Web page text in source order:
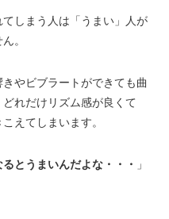
しまう人は「うまい」人が
。
やビブラートができても曲
れだけリズム感が良くて
えてしまいます。
とうまいんだよな・・・
」